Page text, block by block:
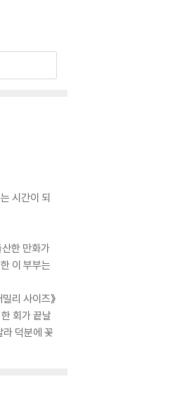
시간이 되
한 만화가
이 부부는
리 사이즈》
회가 끝날
덕분에 꽃